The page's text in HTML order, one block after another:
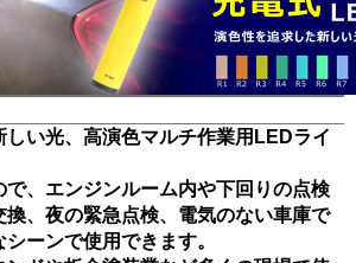
い光、高演色マルチ作業用LEDライ
で、エンジンルーム内や下回りの点検
換、夜の緊急点検、電気のない車庫で
ーンで使用できます。